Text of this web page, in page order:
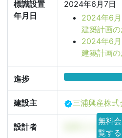
標識設置
年月日
2024年6月7日
2024年6
建築計画
2024年6
建築計画
進捗
建設主 三浦興産株式
設計者 生和コーポレー
無料
覧する